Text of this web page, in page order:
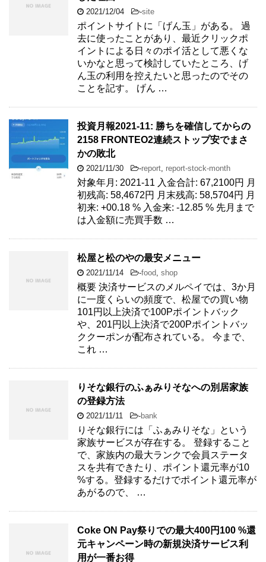
2021/12/04 -site
ポイントサイトに「げん玉」がある。 過
去に使ったことがあり、最近クリックポ
イントによる日々のポイ活として悪くな
いかなと思って検討していたところ、げ
ん玉の利用を控えたいと思ったのでその
ことを記す。 げん …
投資月報2021-11: 勝ちを確信してからの
2158 FRONTEO2連続ストップ安でまさ
かの敗北
2021/11/30 -report report-stock-month
対象年月: 2021-11 入金合計: 67,2100円 月
初残高: 58,4672円 月末残高: 58,5704円 月
初来: +00.18 % 入金来: -12.85 % 先月まで
は入金額に売買手数 …
松屋と松のやの最安メニュー
2021/11/14 -food shop
概要 決済サービスのメルペイでは、3か月
に一度くらいの頻度で、松屋での買い物
101円以上決済で100Pポイントバック
や、201円以上決済で200Pポイントバッ
ククーポンが配布されている。 今まで、
これ …
りそな銀行のふぁみりそなへの別居家族
の登録方法
2021/11/11 -bank
りそな銀行には「ふぁみりそな」という
家族サービスが存在する。 登録すること
で、家族内の最大ランクで会員ステータ
スを共有できたり、ポイント還元率が10
%する。登録するだけでポイント還元率が
あがるので、 …
Coke ON Pay祭りでの最大400円100 %還
元キャンペーン時の新規決済サービス利
用が一番お得